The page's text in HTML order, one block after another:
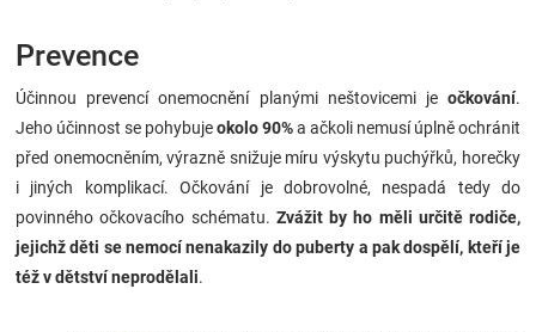
Prevence
Účinnou prevencí onemocnění planými neštovicemi je očkování.
Jeho účinnost se pohybujeokolo 90%a ačkoli nemusí úplně ochránit
před onemocněním, výrazně snižuje míru výskytu puchýřků, horečky
i jiných komplikací. Očkování je dobrovolné, nespadá tedy do
povinného očkovacího schématu. Zvážit by ho měli určitě rodiče,
jejichž děti se nemocí nenakazily do puberty a pak dospělí, kteří je
též v dětství neprodělali.